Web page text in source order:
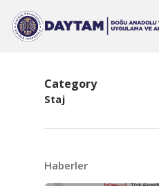
Category
Staj
Haberler